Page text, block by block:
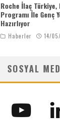
Roche İlaç Türkiye,
Programı İle Genç
Hazırlıyor
Haberler 14/
SOSYAL